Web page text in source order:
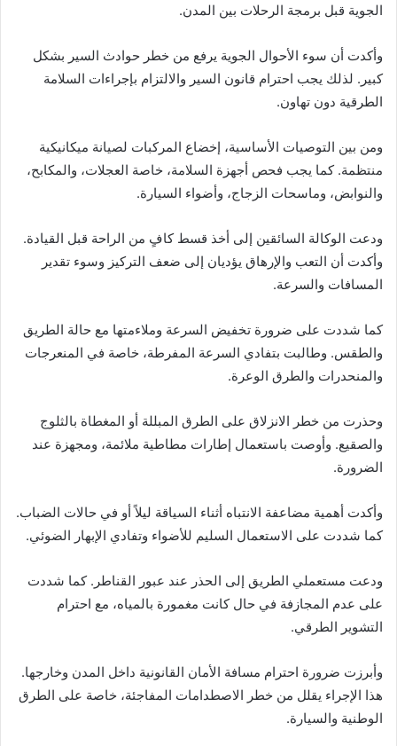
الجوية قبل برمجة الرحلات بين المدن.
وأكدت أن سوء الأحوال الجوية يرفع من خطر حوادث السير بشكل
كبير. لذلك يجب احترام قانون السير والالتزام بإجراءات السلامة
الطرقية دون تهاون.
ومن بين التوصيات الأساسية، إخضاع المركبات لصيانة ميكانيكية
منتظمة. كما يجب فحص أجهزة السلامة، خاصة العجلات، والمكابح،
والنوابض، وماسحات الزجاج، وأضواء السيارة.
ودعت الوكالة السائقين إلى أخذ قسط كافٍ من الراحة قبل القيادة.
وأكدت أن التعب والإرهاق يؤديان إلى ضعف التركيز وسوء تقدير
المسافات والسرعة.
كما شددت على ضرورة تخفيض السرعة وملاءمتها مع حالة الطريق
والطقس. وطالبت بتفادي السرعة المفرطة، خاصة في المنعرجات
والمنحدرات والطرق الوعرة.
وحذرت من خطر الانزلاق على الطرق المبللة أو المغطاة بالثلوج
والصقيع. وأوصت باستعمال إطارات مطاطية ملائمة، ومجهزة عند
الضرورة.
وأكدت أهمية مضاعفة الانتباه أثناء السياقة ليلاً أو في حالات الضباب.
كما شددت على الاستعمال السليم للأضواء وتفادي الإبهار الضوئي.
ودعت مستعملي الطريق إلى الحذر عند عبور القناطر. كما شددت
على عدم المجازفة في حال كانت مغمورة بالمياه، مع احترام
التشوير الطرقي.
وأبرزت ضرورة احترام مسافة الأمان القانونية داخل المدن وخارجها.
هذا الإجراء يقلل من خطر الاصطدامات المفاجئة، خاصة على الطرق
الوطنية والسيارة.